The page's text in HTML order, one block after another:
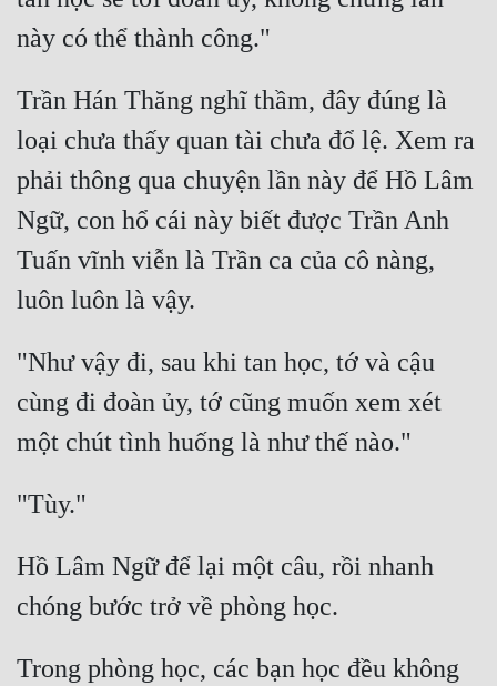
Trần Hán Thăng nghĩ thầm, đây đúng là
loại chưa thấy quan tài chưa đổ lệ. Xem ra
phải thông qua chuyện lần này để Hồ Lâm
Ngữ, con hổ cái này biết được Trần Anh
Tuấn vĩnh viễn là Trần ca của cô nàng,
"Như vậy đi, sau khi tan học, tớ và cậu
cùng đi đoàn ủy, tớ cũng muốn xem xét
Hồ Lâm Ngữ để lại một câu, rồi nhanh
Trong phòng học, các bạn học đều không